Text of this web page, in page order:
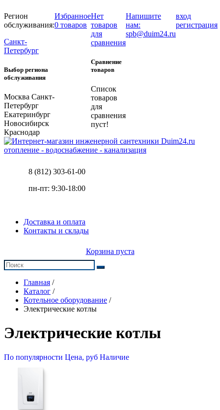
Регион
обслуживания:
Санкт-
Петербург
Выбор региона
обслуживания
Москва Санкт-
Петербург
Екатеринбург
Новосибирск
Краснодар
Избранное
0 товаров
Нет
товаров
для
сравнения
Сравнение
товаров
Список
товаров
для
сравнения
пуст!
Напишите
нам:
spb@duim24.ru
вход
регистрация
отопление - водоснабжение - канализация
8 (812) 303-61-00
пн-пт: 9:30-18:00
Доставка и оплата
Контакты и склады
Корзина пуста
Главная /
Каталог /
Котельное оборудование /
Электрические котлы
Электрические котлы
По популярности Цена, руб Наличие